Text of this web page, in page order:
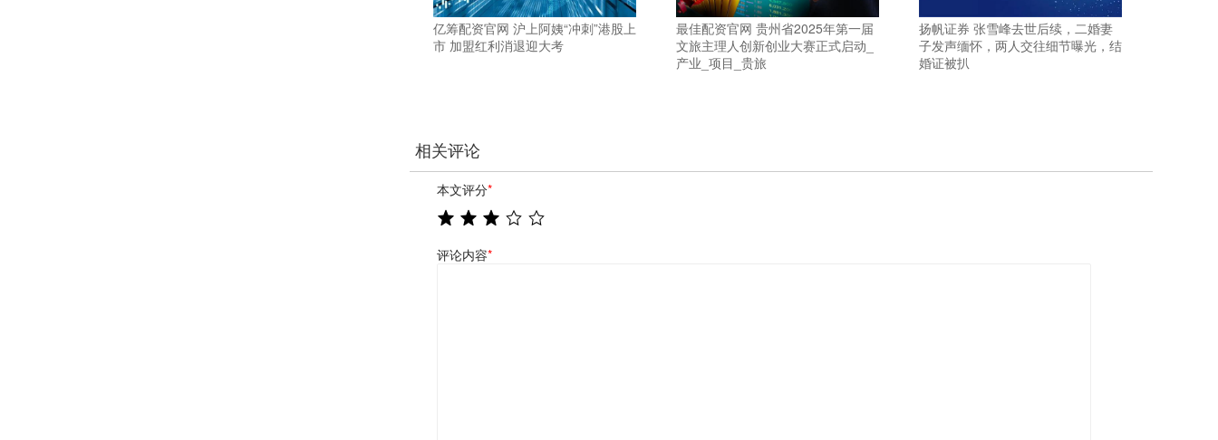
亿筹配资官网 沪上阿姨“冲刺”港股上
市 加盟红利消退迎大考
最佳配资官网 贵州省2025年第一届
文旅主理人创新创业大赛正式启动_
产业_项目_贵旅
扬帆证券 张雪峰去世后续，二婚妻
子发声缅怀，两人交往细节曝光，结
婚证被扒
相关评论
本文评分*
评论内容*